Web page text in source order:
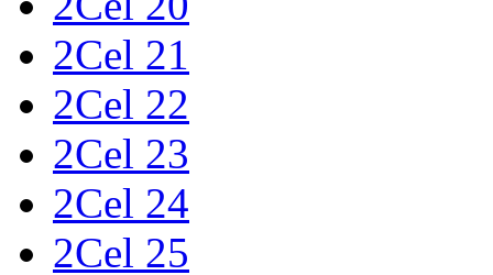
2Cel 21
2Cel 22
2Cel 23
2Cel 24
2Cel 25